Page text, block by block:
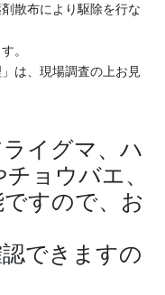
散布により駆除を行な
。
は、現場調査の上お見
イグマ、ハ
ョウバエ、
ですので、お
できますの